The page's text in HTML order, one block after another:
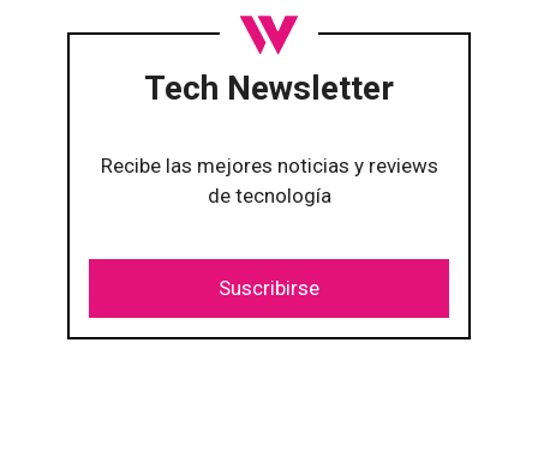
Tech Newsletter
Recibe las mejores noticias y reviews
de tecnología
Suscribirse